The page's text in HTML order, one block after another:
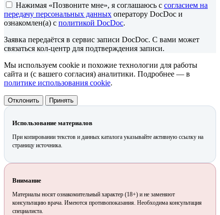
Нажимая «Позвоните мне», я соглашаюсь с согласием на
передачу персональных данных оператору DocDoc и
ознакомлен(а) с политикой DocDoc.
Заявка передаётся в сервис записи DocDoc. С вами может
связаться кол-центр для подтверждения записи.
Мы используем cookie и похожие технологии для работы
сайта и (с вашего согласия) аналитики. Подробнее — в
политике использования cookie.
Отклонить Принять
Использование материалов
При копировании текстов и данных каталога указывайте активную ссылку на
страницу источника.
Внимание
Материалы носят ознакомительный характер (18+) и не заменяют
консультацию врача. Имеются противопоказания. Необходима консультация
специалиста.